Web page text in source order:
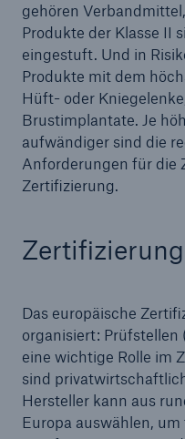
gehören
Produkte der Klasse II
eingestuft. Und in
Produkte mit dem
Hüft- oder
Brustimplantate. Je
aufwändiger sind die
Anforderungen für die
Zertifizierung.
Das europäische
organisiert: Prüfstellen
eine wichtige Rolle im
sind
Hersteller kann aus
Europa auswählen,
Cyber-Lösungen
Navigation schließen
Home